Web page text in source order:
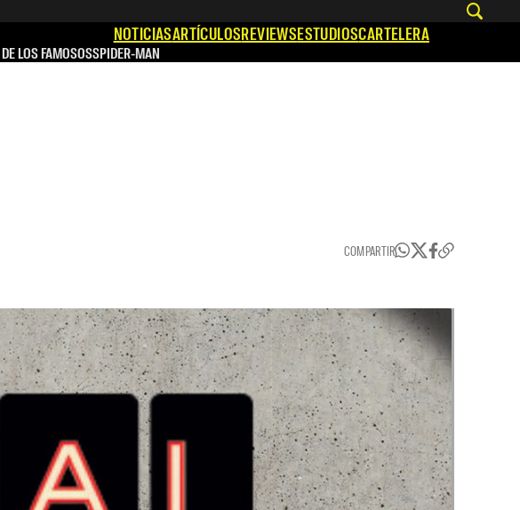
NOTICIASARTÍCULOSREVIEWSESTUDIOSCARTELERA
LOS FAMOSOSSPIDER-MAN
COMPARTIR